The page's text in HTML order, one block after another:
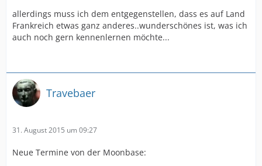
allerdings muss ich dem entgegenstellen, dass es auf Land
Frankreich etwas ganz anderes..wunderschönes ist, was ich
auch noch gern kennenlernen möchte...
Travebaer
31. August 2015 um 09:27
Neue Termine von der Moonbase: